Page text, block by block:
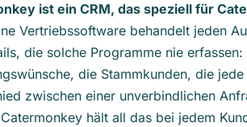
ist ein CRM, das speziell für
Vertriebssoftware behandelt jeden
die solche Programme nie
die Stammkunden, die
zwischen einer unverbindlichen
hält all das bei jedem